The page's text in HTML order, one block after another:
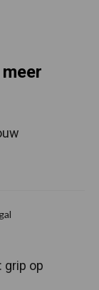
grip op